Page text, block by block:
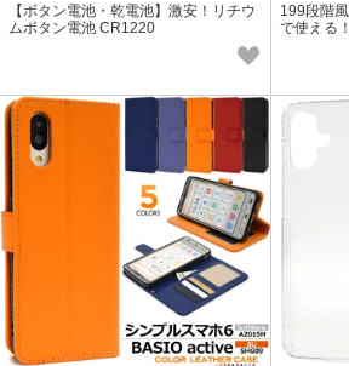
【ボタン電池・乾電池】激安！リチウ
ムボタン電池 CR1220
199段階
で使える